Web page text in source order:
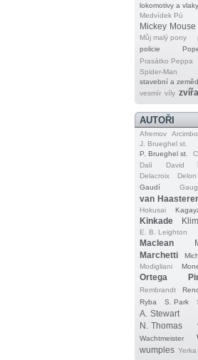
lokomotivy a vlaky
Medvídek Pú
Mickey
Můj malý pony
policie
Prasátko Peppa
Spider‐Man
stavební a
vesmír víly
AUTOŘI
Afremov
J. Brueghel st.
P. Brueghel st.
Dalí
David
Delacroix
Delon
Gaudí
van
Hokusai
Kinkade
E. B. Leighton
Maclean
Marchetti
Modigliani
Ortega
Rembrandt
Ryba S. Park
A. Stewart
N. Thomas
Wachtmeister
wumples Yerka